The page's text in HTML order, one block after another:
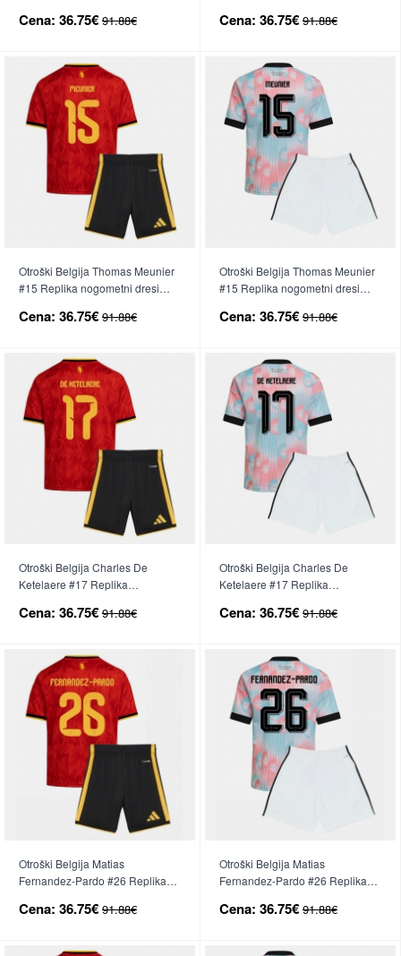
Rokav (+ hlače)
Cena: 36.75€ 91.88€
Kratek Rokav (+ hlače)
Cena: 36.75€ 91.88€
Otroški Belgija Thomas Meunier
#15 Replika nogometni dresi
Rokav (+ hlače)
Cena: 36.75€ 91.88€
Otroški Belgija Thomas Meunier
#15 Replika nogometni dresi
Kratek Rokav (+ hlače)
Cena: 36.75€ 91.88€
Otroški Belgija Charles De
Ketelaere #17 Replika
Domači SP 2026 Kratek Rokav
Cena: 36.75€ 91.88€
Otroški Belgija Charles De
Ketelaere #17 Replika
Gostujoči SP 2026 Kratek Rokav
Cena: 36.75€ 91.88€
Otroški Belgija Matias
Fernandez-Pardo #26 Replika
Domači SP 2026 Kratek Rokav
Cena: 36.75€ 91.88€
Otroški Belgija Matias
Fernandez-Pardo #26 Replika
Gostujoči SP 2026 Kratek Rokav
Cena: 36.75€ 91.88€